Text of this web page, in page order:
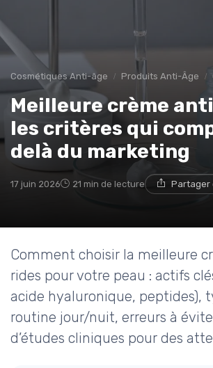
Cosmétiques Anti-âge Produits Anti-Âge
Meilleure crème
les critères qui
delà du marketing
17 juin 2026 21 min de lecture Partager
Comment choisir la meilleure
rides pour votre peau : actifs
acide hyaluronique, peptides),
routine jour/nuit, erreurs à
d’études cliniques pour des